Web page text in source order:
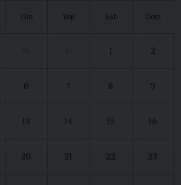
Gio Ven Sab Dom
1 2
6 7 8 9
13 14 15 16
20 21 22 23